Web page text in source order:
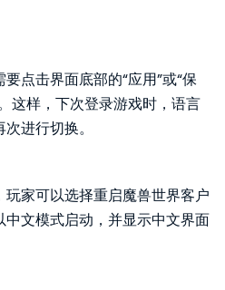
点击界面底部的“应用”或“保
这样，下次登录游戏时，语言
进行切换。
家可以选择重启魔兽世界客户
文模式启动，并显示中文界面